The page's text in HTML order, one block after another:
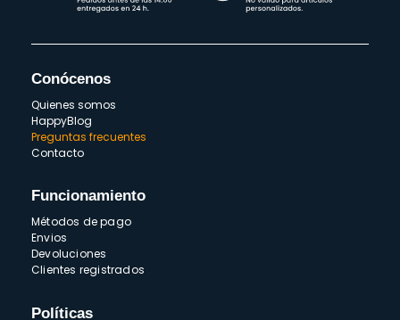
Conócenos
Quienes somos
HappyBlog
Preguntas frecuentes
Contacto
Funcionamiento
Métodos de pago
Envios
Devoluciones
Clientes registrados
Políticas